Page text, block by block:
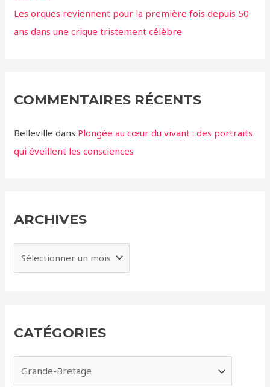
Les orques reviennent pour la première fois depuis 50
ans dans une crique tristement célèbre
COMMENTAIRES RÉCENTS
Belleville dans Plongée au cœur du vivant : des portraits
qui éveillent les consciences
ARCHIVES
r
e
CATÉGORIES
a